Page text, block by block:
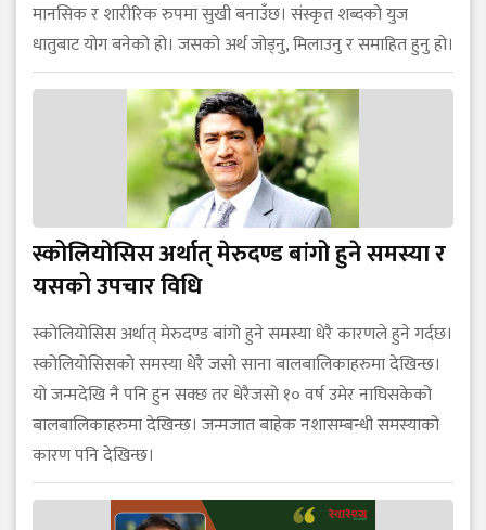
मानसिक र शारीरिक रुपमा सुखी बनाउँछ। संस्कृत शब्दको युज
धातुबाट योग बनेको हो। जसको अर्थ जोड्नु, मिलाउनु र समाहित हुनु हो।
स्कोलियोसिस अर्थात् मेरुदण्ड बांगो हुने समस्या र
यसको उपचार विधि
स्कोलियोसिस अर्थात् मेरुदण्ड बांगो हुने समस्या धेरै कारणले हुने गर्दछ।
स्कोलियोसिसको समस्या धेरै जसो साना बालबालिकाहरुमा देखिन्छ।
यो जन्मदेखि नै पनि हुन सक्छ तर धेरैजसो १० वर्ष उमेर नाघिसकेको
बालबालिकाहरुमा देखिन्छ। जन्मजात बाहेक नशासम्बन्धी समस्याको
कारण पनि देखिन्छ।